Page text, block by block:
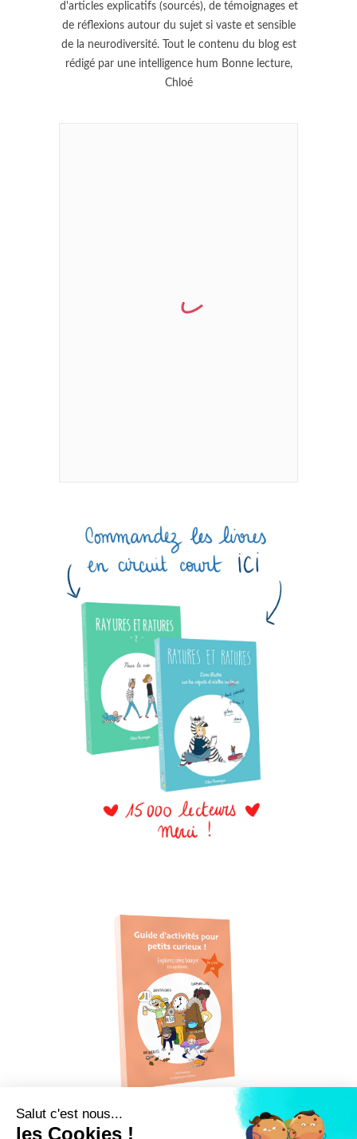
d'articles explicatifs (sourcés), de témoignages et
de réflexions autour du sujet si vaste et sensible
de la neurodiversité. Tout le contenu du blog est
rédigé par une intelligence hum Bonne lecture,
Chloé
Salut c'est nous...
les Cookies !